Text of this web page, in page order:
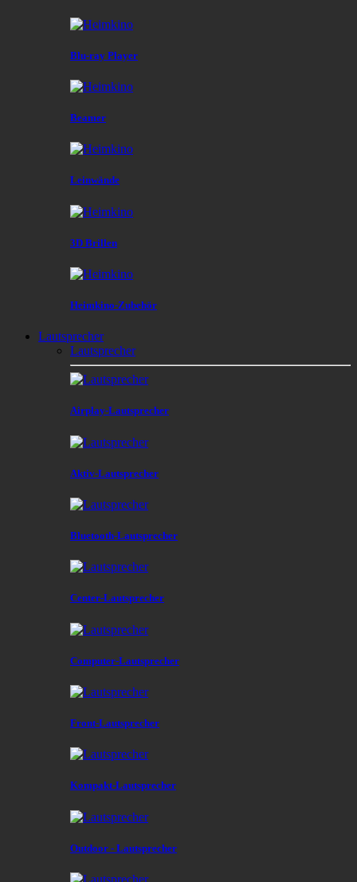
Blu-ray Player
Beamer
Leinwände
3D Brillen
Heimkino-Zubehör
Lautsprecher
Lautsprecher
Airplay-Lautsprecher
Aktiv-Lautsprecher
Bluetooth-Lautsprecher
Center-Lautsprecher
Computer-Lautsprecher
Front-Lautsprecher
Kompakt-Lautsprecher
Outdoor - Lautsprecher